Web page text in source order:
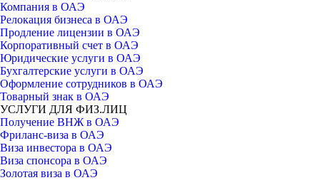
Компания в ОАЭ
Релокация бизнеса в ОАЭ
Продление лицензии в ОАЭ
Корпоративный счет в ОАЭ
Юридические услуги в ОАЭ
Бухгалтерские услуги в ОАЭ
Оформление сотрудников в ОАЭ
Товарный знак в ОАЭ
УСЛУГИ ДЛЯ ФИЗ.ЛИЦ
Получение ВНЖ в ОАЭ
Фриланс-виза в ОАЭ
Виза инвестора в ОАЭ
Виза спонсора в ОАЭ
Золотая виза в ОАЭ